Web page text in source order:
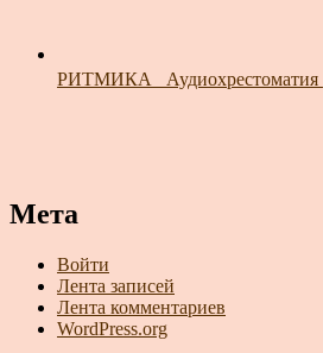
РИТМИКА_ Аудиохрестоматия
Мета
Войти
Лента записей
Лента комментариев
WordPress.org